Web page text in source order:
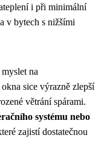
i při minimální
v bytech s nižšími
na
sice výrazně zlepší
větrání spárami.
systému nebo
zajistí dostatečnou